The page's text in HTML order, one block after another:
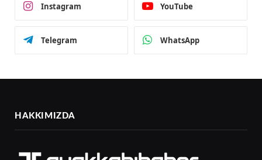
Instagram YouTube
Telegram WhatsApp
HAKKIMIZDA